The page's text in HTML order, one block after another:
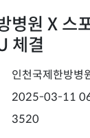
병원 X 스
체결
인천국제한방병
2025-03-11
3520